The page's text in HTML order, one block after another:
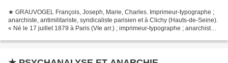
★ GRAUVOGEL François, Joseph, Marie, Charles. Imprimeur-typographe ;
anarchiste, antimilitariste, syndicaliste parisien et à Clichy (Hauts-de-Seine).
« Né le 17 juillet 1879 à Paris (VIe arr.) ; imprimeur-typographe ; anarchiste,